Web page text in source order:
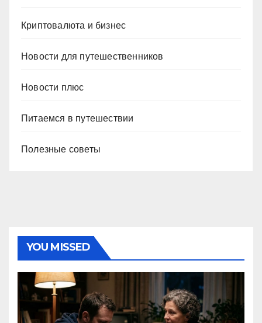
Криптовалюта и бизнес
Новости для путешественников
Новости плюс
Питаемся в путешествии
Полезные советы
YOU MISSED